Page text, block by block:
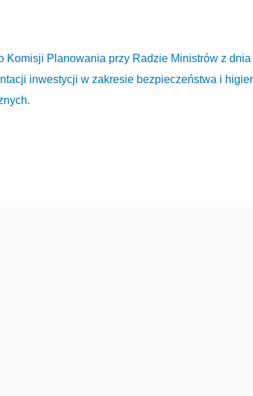
Komisji Planowania przy Radzie Ministrów z dnia
inwestycji w zakresie bezpieczeństwa i